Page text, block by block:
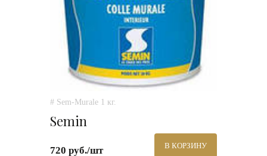
# Sem-Murale 1 кг.
Semin
720 руб./шт В КОРЗИНУ